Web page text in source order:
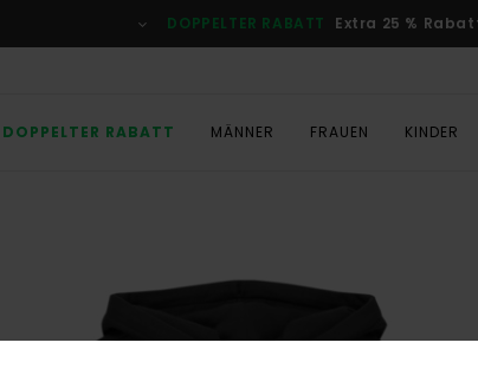
DOPPELTER RABATT Extra 25 %
DOPPELTER RABATT MÄNNER FRAUEN KINDER